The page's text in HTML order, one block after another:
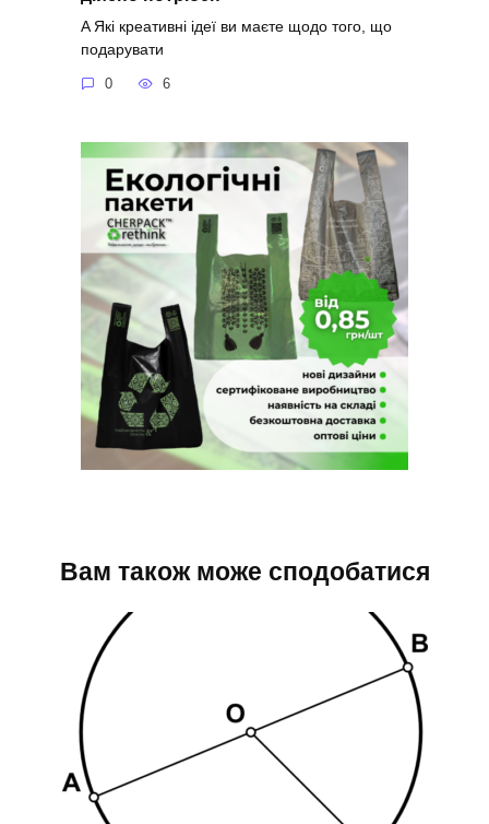
A Які креативні ідеї ви маєте щодо того, що
подарувати
0 6
Вам також може сподобатися